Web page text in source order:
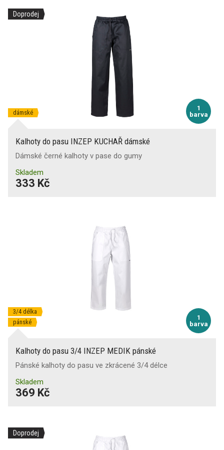
Doprodej
1
barva
dámské
Kalhoty do pasu INZEP KUCHAŘ dámské
Dámské černé kalhoty v pase do gumy
Skladem
333 Kč
1
barva
3/4 délka
pánské
Kalhoty do pasu 3/4 INZEP MEDIK pánské
Pánské kalhoty do pasu ve zkrácené 3/4 délce
Skladem
369 Kč
Doprodej